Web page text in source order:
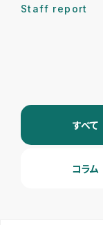
Staff report
すべて
コラム